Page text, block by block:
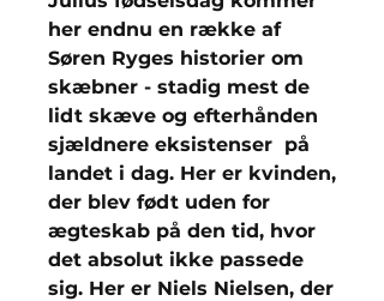
her endnu en række af
Søren Ryges historier om
skæbner - stadig mest de
lidt skæve og efterhånden
sjældnere eksistenser på
landet i dag. Her er kvinden,
der blev født uden for
ægteskab på den tid, hvor
det absolut ikke passede
sig. Her er Niels Nielsen, der